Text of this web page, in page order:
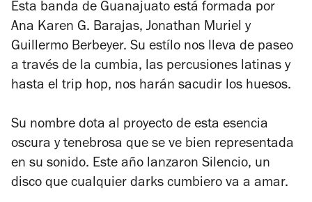
Esta banda de Guanajuato está formada por
Ana Karen G. Barajas, Jonathan Muriel y
Guillermo Berbeyer. Su estílo nos lleva de paseo
a través de la cumbia, las percusiones latinas y
hasta el trip hop, nos harán sacudir los huesos.
Su nombre dota al proyecto de esta esencia
oscura y tenebrosa que se ve bien representada
en su sonido. Este año lanzaron Silencio, un
disco que cualquier darks cumbiero va a amar.